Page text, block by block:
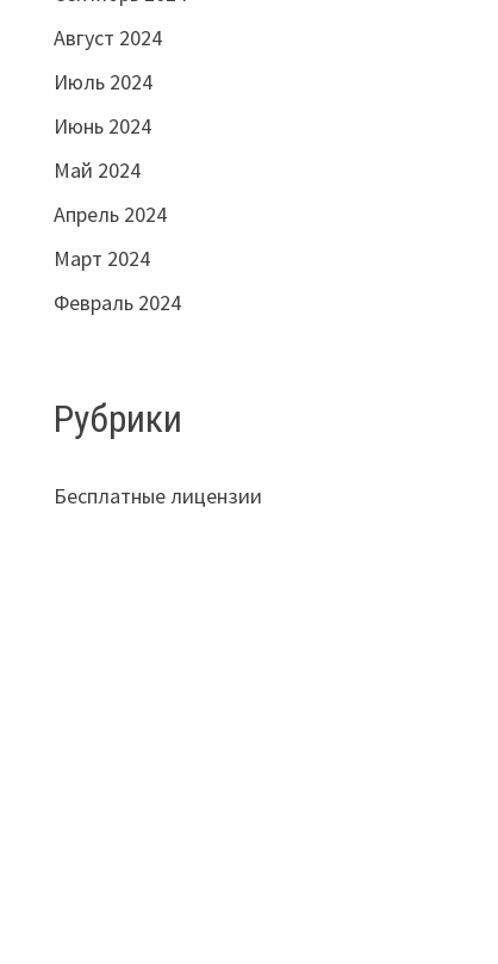
Август 2024
Июль 2024
Июнь 2024
Май 2024
Апрель 2024
Март 2024
Февраль 2024
Рубрики
Бесплатные лицензии